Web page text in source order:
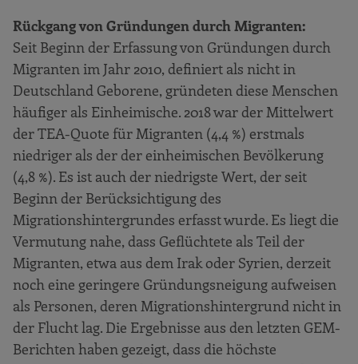
Ausgewählte Aspekte des Unternehmertums
Die Einschätzung der
gründungsbezogenen
Rahmenbedingungen für
Familienunternehmen
Die Einschätzung der
gründungsbezogenen
Rahmenbedingungen für die Gig Economy
Der Gründungsstandort Deutschland im
internationalen Vergleich
Handlungsempfehlungen
Was ist GEM
Ziele und Organisation des GEM
Neues aus dem Global Entrepreneurship
Rückgang von Gründungen durch Migranten:
Seit Beginn der Erfassung von Gründungen durch
Migranten im Jahr 2010, definiert als nicht in
Deutschland Geborene, gründeten diese Menschen
häufiger als Einheimische. 2018 war der Mittelwert
der TEA-Quote für Migranten (4,4 %) erstmals
niedriger als der der einheimischen Bevölkerung
(4,8 %). Es ist auch der niedrigste Wert, der seit
Beginn der Berücksichtigung des
Migrationshintergrundes erfasst wurde. Es liegt die
Vermutung nahe, dass Geflüchtete als Teil der
Migranten, etwa aus dem Irak oder Syrien, derzeit
noch eine geringere Gründungsneigung aufweisen
als Personen, deren Migrationshintergrund nicht in
der Flucht lag. Die Ergebnisse aus den letzten GEM-
Berichten haben gezeigt, dass die höchste